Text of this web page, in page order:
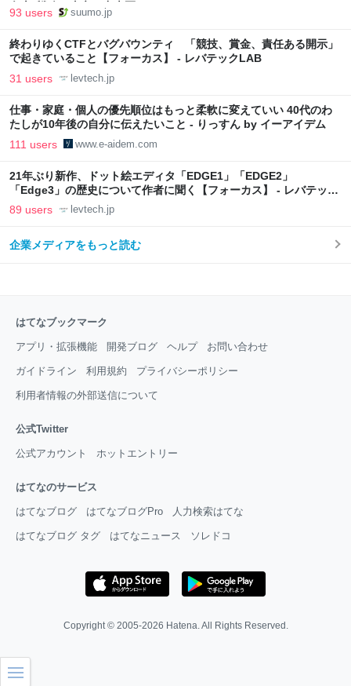
向上”戦略 東京・中央区
93 users suumo.jp
終わりゆくCTFとバグバウンティ 「競技、賞金、責任ある開示」
で起きていること【フォーカス】 - レバテックLAB
31 users levtech.jp
仕事・家庭・個人の優先順位はもっと柔軟に変えていい 40代のわ
たしが10年後の自分に伝えたいこと - りっすん by イーアイデム
111 users www.e-aidem.com
21年ぶり新作、ドット絵エディタ「EDGE1」「EDGE2」
「Edge3」の歴史について作者に聞く【フォーカス】 - レバテック
LAB
89 users levtech.jp
企業メディアをもっと読む
はてなブックマーク
アプリ・拡張機能 開発ブログ ヘルプ お問い合わせ
ガイドライン 利用規約 プライバシーポリシー
利用者情報の外部送信について
公式Twitter
公式アカウント ホットエントリー
はてなのサービス
はてなブログ はてなブログPro 人力検索はてな
はてなブログ タグ はてなニュース ソレドコ
Copyright © 2005-2026 Hatena. All Rights Reserved.